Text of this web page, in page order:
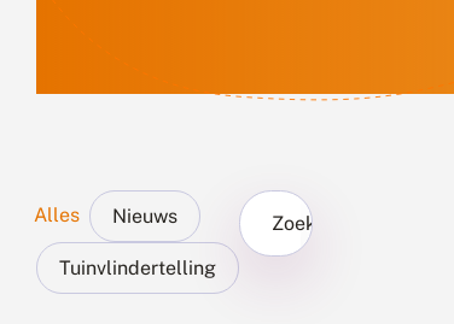
Alles Nieuws
Tuinvlindertelling
Zoek...